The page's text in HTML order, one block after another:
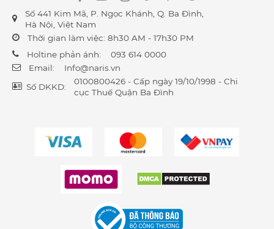
Số 441 Kim Mã, P. Ngọc Khánh, Q. Ba Đình,
Hà Nội, Việt Nam
Thời gian làm việc: 8h30 AM - 17h30 PM
Holtine phản ánh:
093 614 0000
Email:
Info@naris.vn
Số DKKD:
0100800426 - Cấp ngày 19/10/1998 - Chi
cục Thuế Quận Ba Đình